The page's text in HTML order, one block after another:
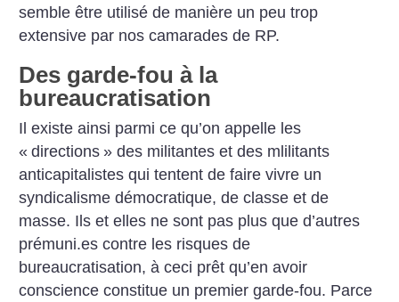
semble être utilisé de manière un peu trop
extensive par nos camarades de RP.
Des garde-fou à la
bureaucratisation
Il existe ainsi parmi ce qu’on appelle les
« directions » des militantes et des mlilitants
anticapitalistes qui tentent de faire vivre un
syndicalisme démocratique, de classe et de
masse. Ils et elles ne sont pas plus que d’autres
prémuni.es contre les risques de
bureaucratisation, à ceci prêt qu’en avoir
conscience constitue un premier garde-fou. Parce